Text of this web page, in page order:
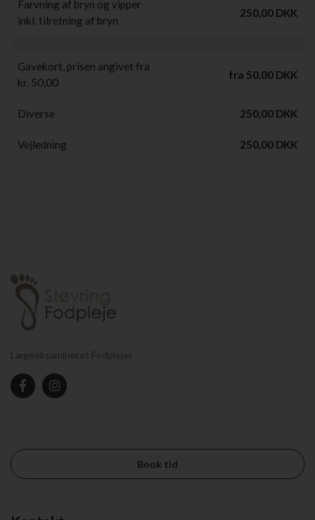
Farvning af bryn og vipper
inkl. tilretning af bryn
250,00 DKK
Gavekort, prisen angivet fra
kr. 50,00
fra 50,00 DKK
Diverse 250,00 DKK
Vejledning 250,00 DKK
Lægeeksamineret Fodplejer
Book tid